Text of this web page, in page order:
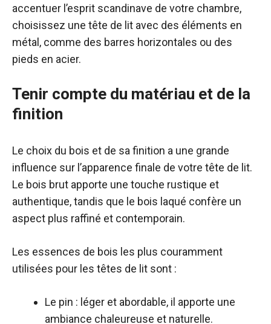
accentuer l’esprit scandinave de votre chambre,
choisissez une tête de lit avec des éléments en
métal, comme des barres horizontales ou des
pieds en acier.
Tenir compte du matériau et de la
finition
Le choix du bois et de sa finition a une grande
influence sur l’apparence finale de votre tête de lit.
Le bois brut apporte une touche rustique et
authentique, tandis que le bois laqué confère un
aspect plus raffiné et contemporain.
Les essences de bois les plus couramment
utilisées pour les têtes de lit sont :
Le pin : léger et abordable, il apporte une
ambiance chaleureuse et naturelle.